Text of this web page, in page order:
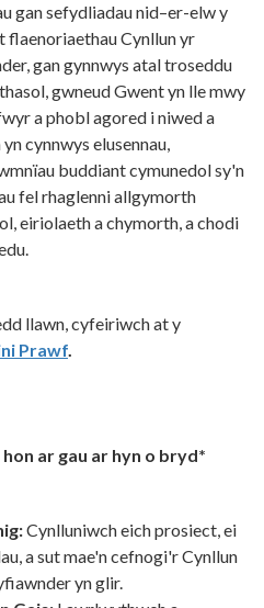
gan sefydliadau nid–er-elw y
flaenoriaethau Cynllun yr
gan gynnwys atal troseddu
gwneud Gwent yn lle mwy
a phobl agored i niwed a
cynnwys elusennau,
buddiant cymunedol sy'n
fel rhaglenni allgymorth
eiriolaeth a chymorth, a chodi
llawn, cyfeiriwch at y
Prawf.
ar gau ar hyn o bryd*
Cynlluniwch eich prosiect, ei
a sut mae'n cefnogi'r Cynllun
yn glir.